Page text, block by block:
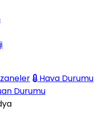
Hava Durumu
Durumu